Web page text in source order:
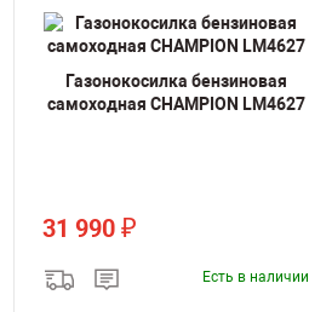
Газонокосилка бензиновая
самоходная CHAMPION LM4627
31 990 ₽
Есть в наличии